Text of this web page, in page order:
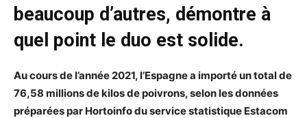
beaucoup d’autres, démontre à
quel point le duo est solide.
Au cours de l’année 2021, l’Espagne a importé un total de
76,58 millions de kilos de poivrons, selon les données
préparées par Hortoinfodu service statistique Estacom